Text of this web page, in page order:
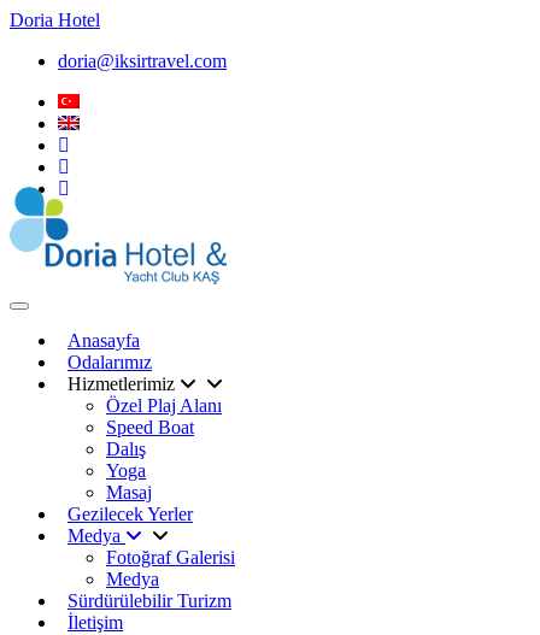
Doria Hotel
doria@iksirtravel.com
Navigasyon geçişi
Anasayfa
Odalarımız
Hizmetlerimiz
Özel Plaj Alanı
Speed Boat
Dalış
Yoga
Masaj
Gezilecek Yerler
Medya
Fotoğraf Galerisi
Medya
Sürdürülebilir Turizm
İletişim